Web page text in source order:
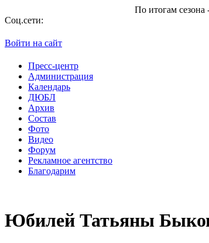
По итогам сезона -
Соц.сети:
Войти на сайт
Пресс-центр
Администрация
Календарь
ДЮБЛ
Архив
Состав
Фото
Видео
Форум
Рекламное агентство
Благодарим
Юбилей Татьяны